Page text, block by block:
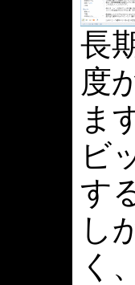
長
度
ま
ビ
す
し
く